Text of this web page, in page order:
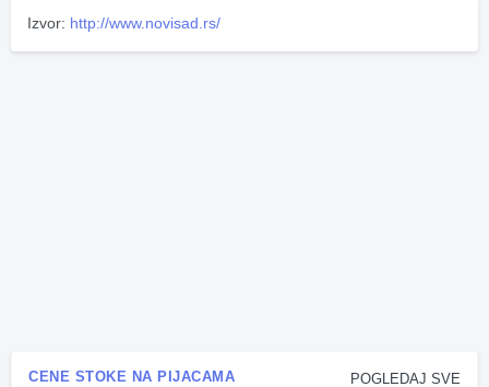
Izvor: http://www.novisad.rs/
POGLEDAJ SVE
CENE STOKE NA PIJACAMA